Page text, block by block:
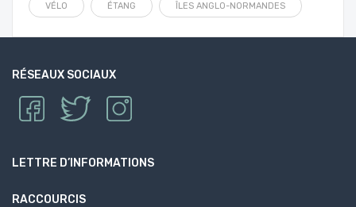
VÉLO ÉTANG ÎLES ANGLO-NORMANDES
RÉSEAUX SOCIAUX
LETTRE D’INFORMATIONS
RACCOURCIS